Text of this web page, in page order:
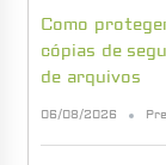
Como
cópias de
de arquivos
06/08/2026